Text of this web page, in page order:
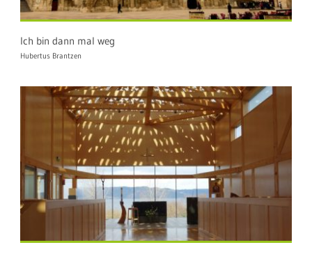
Ich bin dann mal weg
Hubertus Brantzen